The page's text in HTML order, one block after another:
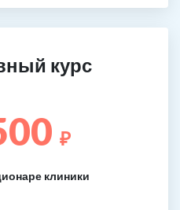
курс
₽
клиники